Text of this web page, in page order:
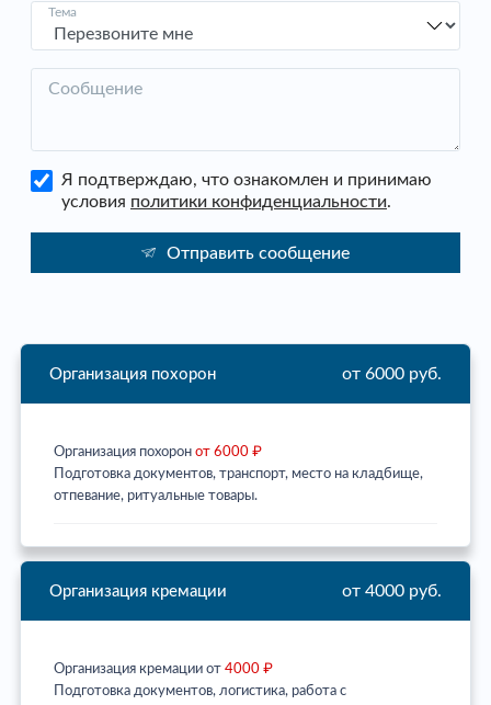
Тема
Сообщение
Я подтверждаю, что ознакомлен и принимаю
условия политики конфиденциальности.
Отправить сообщение
Организация похорон от 6000 руб.
Организация похорон от 6000 ₽
Подготовка документов, транспорт, место на кладбище,
отпевание, ритуальные товары.
Организация кремации от 4000 руб.
Организация кремации от 4000 ₽
Подготовка документов, логистика, работа с